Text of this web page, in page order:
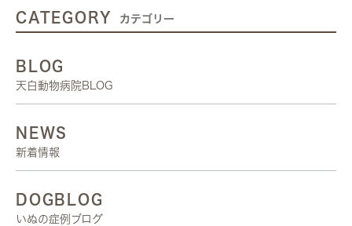
CATEGORY カテゴリー
BLOG
天白動物病院BLOG
NEWS
新着情報
DOGBLOG
いぬの症例ブログ